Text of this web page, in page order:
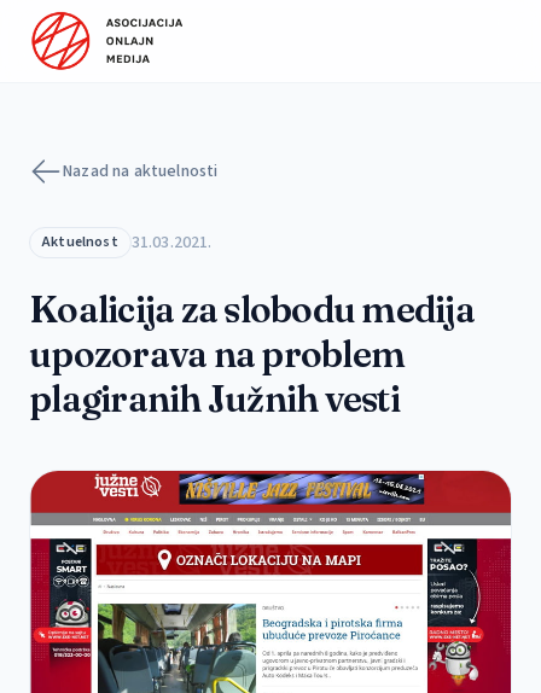
Preskoči na sadržaj
Nazad na aktuelnosti
Aktuelnost 31.03.2021.
Koalicija za slobodu medija
upozorava na problem
plagiranih Južnih vesti